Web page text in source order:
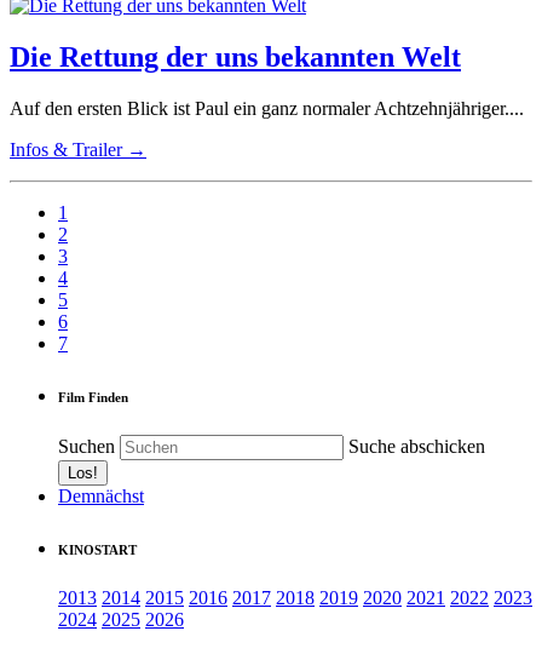
Die Rettung der uns bekannten Welt
Auf den ersten Blick ist Paul ein ganz normaler Achtzehnjähriger....
Infos & Trailer →
1
2
3
4
5
6
7
Film Finden
Suchen Suche abschicken
Demnächst
KINOSTART
2013 2014 2015 2016 2017 2018 2019 2020 2021 2022 2023
2024 2025 2026